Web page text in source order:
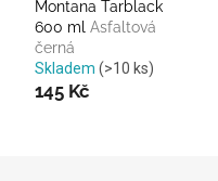
Montana Tarblack
600 ml Asfaltová
černá
Skladem (>10 ks)
145 Kč